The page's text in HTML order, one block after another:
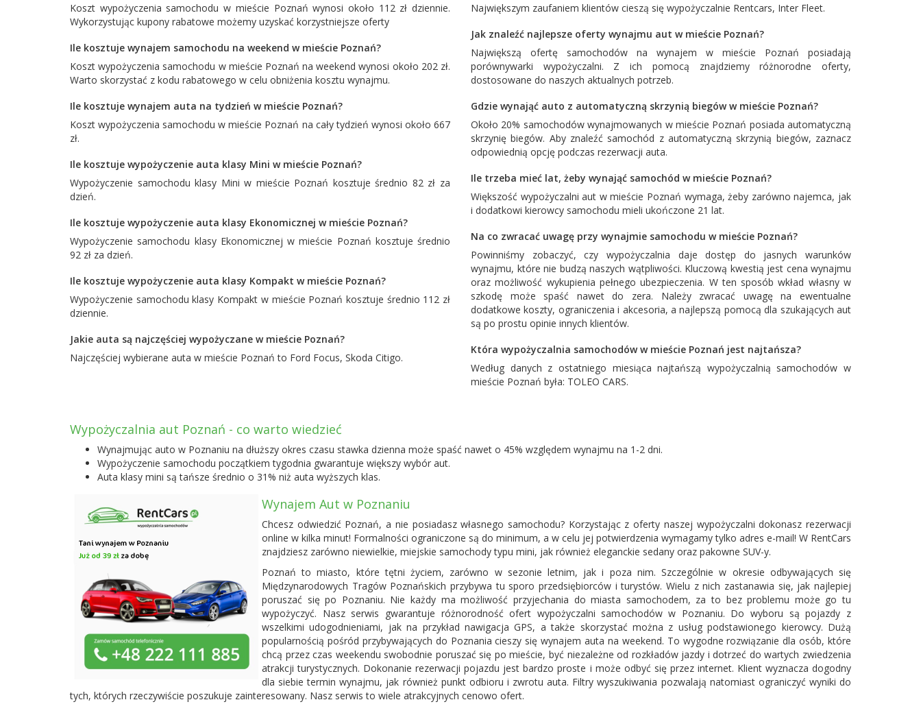
Koszt wypożyczenia samochodu w mieście Poznań wynosi około 112 zł dziennie.
Wykorzystując kupony rabatowe możemy uzyskać korzystniejsze oferty
Ile kosztuje wynajem samochodu na weekend w mieście Poznań?
Koszt wypożyczenia samochodu w mieście Poznań na weekend wynosi około 202 zł.
Warto skorzystać z kodu rabatowego w celu obniżenia kosztu wynajmu.
Ile kosztuje wynajem auta na tydzień w mieście Poznań?
Koszt wypożyczenia samochodu w mieście Poznań na cały tydzień wynosi około 667
zł.
Ile kosztuje wypożyczenie auta klasy Mini w mieście Poznań?
Wypożyczenie samochodu klasy Mini w mieście Poznań kosztuje średnio 82 zł za
dzień.
Ile kosztuje wypożyczenie auta klasy Ekonomicznej w mieście Poznań?
Wypożyczenie samochodu klasy Ekonomicznej w mieście Poznań kosztuje średnio
92 zł za dzień.
Ile kosztuje wypożyczenie auta klasy Kompakt w mieście Poznań?
Wypożyczenie samochodu klasy Kompakt w mieście Poznań kosztuje średnio 112 zł
dziennie.
Jakie auta są najczęściej wypożyczane w mieście Poznań?
Najczęściej wybierane auta w mieście Poznań to Ford Focus, Skoda Citigo.
Największym zaufaniem klientów cieszą się wypożyczalnie Rentcars, Inter Fleet.
Jak znaleźć najlepsze oferty wynajmu aut w mieście Poznań?
Największą ofertę samochodów na wynajem w mieście Poznań posiadają
porównywarki wypożyczalni. Z ich pomocą znajdziemy różnorodne oferty,
dostosowane do naszych aktualnych potrzeb.
Gdzie wynająć auto z automatyczną skrzynią biegów w mieście Poznań?
Około 20% samochodów wynajmowanych w mieście Poznań posiada automatyczną
skrzynię biegów. Aby znaleźć samochód z automatyczną skrzynią biegów, zaznacz
odpowiednią opcję podczas rezerwacji auta.
Ile trzeba mieć lat, żeby wynająć samochód w mieście Poznań?
Większość wypożyczalni aut w mieście Poznań wymaga, żeby zarówno najemca, jak
i dodatkowi kierowcy samochodu mieli ukończone 21 lat.
Na co zwracać uwagę przy wynajmie samochodu w mieście Poznań?
Powinniśmy zobaczyć, czy wypożyczalnia daje dostęp do jasnych warunków
wynajmu, które nie budzą naszych wątpliwości. Kluczową kwestią jest cena wynajmu
oraz możliwość wykupienia pełnego ubezpieczenia. W ten sposób wkład własny w
szkodę może spaść nawet do zera. Należy zwracać uwagę na ewentualne
dodatkowe koszty, ograniczenia i akcesoria, a najlepszą pomocą dla szukających aut
są po prostu opinie innych klientów.
Która wypożyczalnia samochodów w mieście Poznań jest najtańsza?
Według danych z ostatniego miesiąca najtańszą wypożyczalnią samochodów w
mieście Poznań była: TOLEO CARS.
Wypożyczalnia aut Poznań - co warto wiedzieć
Wynajmując auto w Poznaniu na dłuższy okres czasu stawka dzienna może spaść nawet o 45% względem wynajmu na 1-2 dni.
Wypożyczenie samochodu początkiem tygodnia gwarantuje większy wybór aut.
Auta klasy mini są tańsze średnio o 31% niż auta wyższych klas.
Wynajem Aut w Poznaniu
Chcesz odwiedzić Poznań, a nie posiadasz własnego samochodu? Korzystając z oferty naszej wypożyczalni dokonasz rezerwacji
online w kilka minut! Formalności ograniczone są do minimum, a w celu jej potwierdzenia wymagamy tylko adres e-mail! W RentCars
znajdziesz zarówno niewielkie, miejskie samochody typu mini, jak również eleganckie sedany oraz pakowne SUV-y.
Poznań to miasto, które tętni życiem, zarówno w sezonie letnim, jak i poza nim. Szczególnie w okresie odbywających się
Międzynarodowych Tragów Poznańskich przybywa tu sporo przedsiębiorców i turystów. Wielu z nich zastanawia się, jak najlepiej
poruszać się po Poznaniu. Nie każdy ma możliwość przyjechania do miasta samochodem, za to bez problemu może go tu
wypożyczyć. Nasz serwis gwarantuje różnorodność ofert wypożyczalni samochodów w Poznaniu. Do wyboru są pojazdy z
wszelkimi udogodnieniami, jak na przykład nawigacja GPS, a także skorzystać można z usług podstawionego kierowcy. Dużą
popularnością pośród przybywających do Poznania cieszy się wynajem auta na weekend. To wygodne rozwiązanie dla osób, które
chcą przez czas weekendu swobodnie poruszać się po mieście, być niezależne od rozkładów jazdy i dotrzeć do wartych zwiedzenia
atrakcji turystycznych. Dokonanie rezerwacji pojazdu jest bardzo proste i może odbyć się przez internet. Klient wyznacza dogodny
dla siebie termin wynajmu, jak również punkt odbioru i zwrotu auta. Filtry wyszukiwania pozwalają natomiast ograniczyć wyniki do
tych, których rzeczywiście poszukuje zainteresowany. Nasz serwis to wiele atrakcyjnych cenowo ofert.